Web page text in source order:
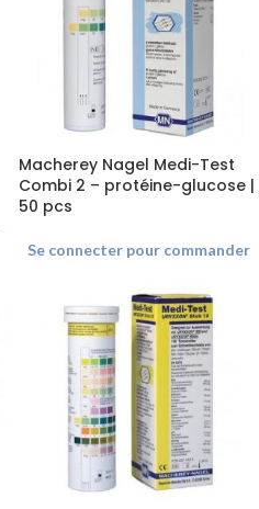
Macherey Nagel Medi-Test
Combi 2 – protéine-glucose |
50 pcs
Se connecter pour commander